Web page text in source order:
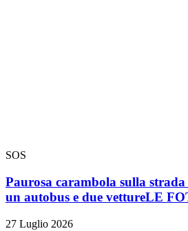
SOS
Paurosa carambola sulla
un autobus e due vettureLE
27 Luglio 2026